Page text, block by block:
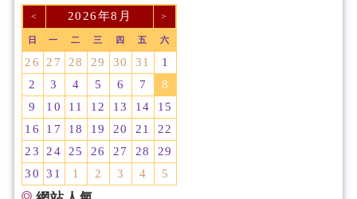
< 2026年8月 >
日 一 二 三 四 五 六
26 27 28 29 30 31
1
2
3 4 5 6 7
8
9
10 11 12 13 14
15
16
17 18 19 20 21
22
23
24 25 26 27 28
29
30
31 1 2 3 4 5